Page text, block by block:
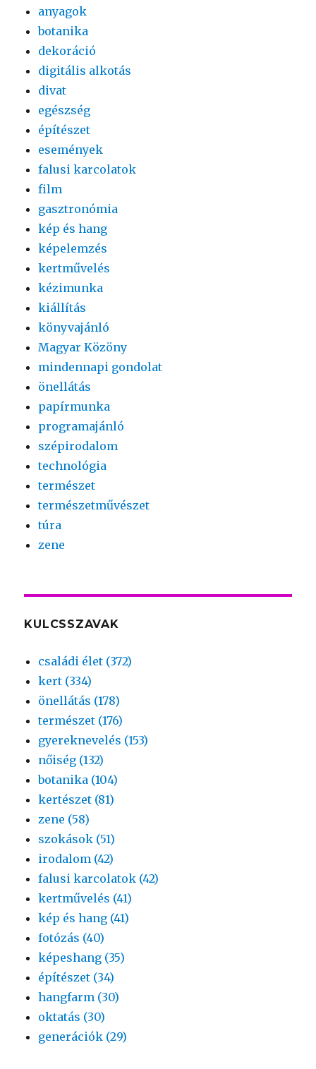
anyagok
botanika
dekoráció
digitális alkotás
divat
egészség
építészet
események
falusi karcolatok
film
gasztronómia
kép és hang
képelemzés
kertművelés
kézimunka
kiállítás
könyvajánló
Magyar Közöny
mindennapi gondolat
önellátás
papírmunka
programajánló
szépirodalom
technológia
természet
természetművészet
túra
zene
KULCSSZAVAK
családi élet (372)
kert (334)
önellátás (178)
természet (176)
gyereknevelés (153)
nőiség (132)
botanika (104)
kertészet (81)
zene (58)
szokások (51)
irodalom (42)
falusi karcolatok (42)
kertművelés (41)
kép és hang (41)
fotózás (40)
képeshang (35)
építészet (34)
hangfarm (30)
oktatás (30)
generációk (29)